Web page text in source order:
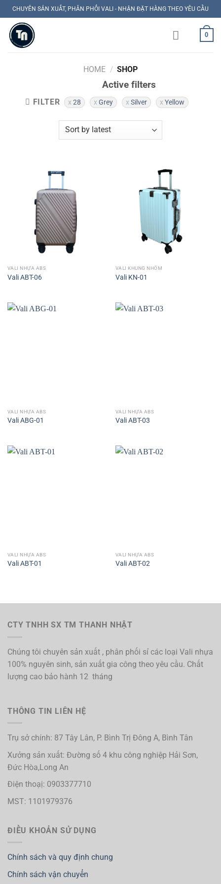
Skip
to
content
CHUYÊN SẢN XUẤT, PHÂN PHỐI VALI - NHẬN ĐẶT HÀNG THEO YÊU CẦU
0
HOME / SHOP
FILTER
Active filters
28 Grey Silver Yellow
VALI NHỰA ABS
Vali ABT-06
VALI KHUNG NHÔM
Vali KN-01
VALI NHỰA ABS
Vali ABG-01
VALI NHỰA ABS
Vali ABT-03
VALI NHỰA ABS
Vali ABT-01
VALI NHỰA ABS
Vali ABT-02
CTY TNHH SX TM THANH NHẬT
Chúng tôi chuyên sản xuất , phân phối sỉ các loại Vali nhựa
100% nguyên sinh, sản xuất gia công theo yêu cầu. Chất
lượng cao bảo hành 12 tháng
THÔNG TIN LIÊN HỆ
Trụ sở chính: 87 Tây Lân, P. Bình Trị Đông A, Bình Tân
Xưởng sản xuất: Đường số 4 khu công nghiệp Hải Sơn,
Đức Hòa,Long An
Điện thoạị: 0903377710
MST: 1101979376
ĐIỀU KHOẢN SỬ DỤNG
Chính sách và quy định chung
Chính sách vận chuyển